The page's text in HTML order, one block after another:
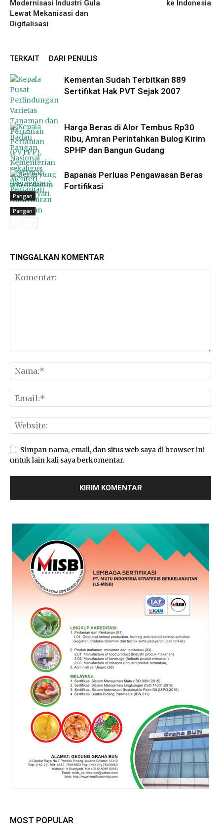
Modernisasi Industri Gula
Lewat Mekanisasi dan
Digitalisasi
ke Indonesia
TERKAIT DARI PENULIS
Pangan
Kementan Sudah Terbitkan 889
Sertifikat Hak PVT Sejak 2007
Pangan
Harga Beras di Alor Tembus Rp30
Ribu, Amran Perintahkan Bulog Kirim
SPHP dan Bangun Gudang
Pangan
Bapanas Perluas Pengawasan Beras
Fortifikasi
TINGGALKAN KOMENTAR
Simpan nama, email, dan situs web saya di browser ini
untuk lain kali saya berkomentar.
MOST POPULAR